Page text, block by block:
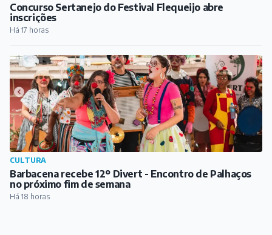
Concurso Sertanejo do Festival Flequeijo abre
inscrições
Há 17 horas
CULTURA
Barbacena recebe 12º Divert - Encontro de Palhaços
no próximo fim de semana
Há 18 horas